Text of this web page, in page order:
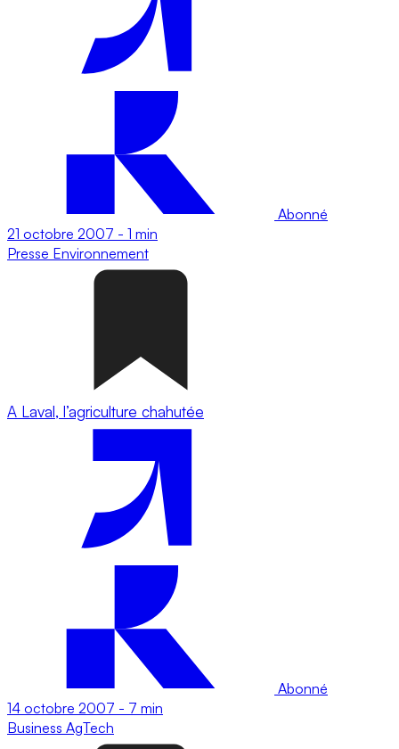
Abonné
21 octobre 2007 - 1 min
Presse Environnement
A Laval, l’agriculture chahutée
Abonné
14 octobre 2007 - 7 min
Business AgTech